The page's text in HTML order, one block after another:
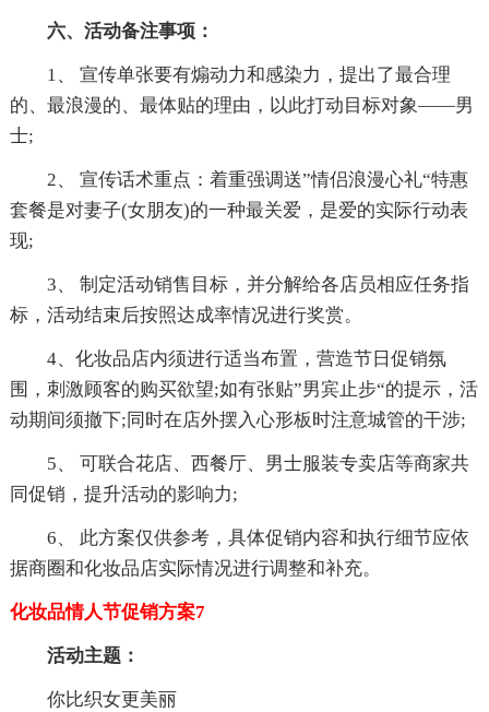
六、活动备注事项：
1、 宣传单张要有煽动力和感染力，提出了最合理
的、最浪漫的、最体贴的理由，以此打动目标对象――男
士;
2、 宣传话术重点：着重强调送”情侣浪漫心礼“特惠
套餐是对妻子(女朋友)的一种最关爱，是爱的实际行动表
现;
3、 制定活动销售目标，并分解给各店员相应任务指
标，活动结束后按照达成率情况进行奖赏。
4、化妆品店内须进行适当布置，营造节日促销氛
围，刺激顾客的购买欲望;如有张贴”男宾止步“的提示，活
动期间须撤下;同时在店外摆入心形板时注意城管的干涉;
5、 可联合花店、西餐厅、男士服装专卖店等商家共
同促销，提升活动的影响力;
6、 此方案仅供参考，具体促销内容和执行细节应依
据商圈和化妆品店实际情况进行调整和补充。
化妆品情人节促销方案7
活动主题：
你比织女更美丽